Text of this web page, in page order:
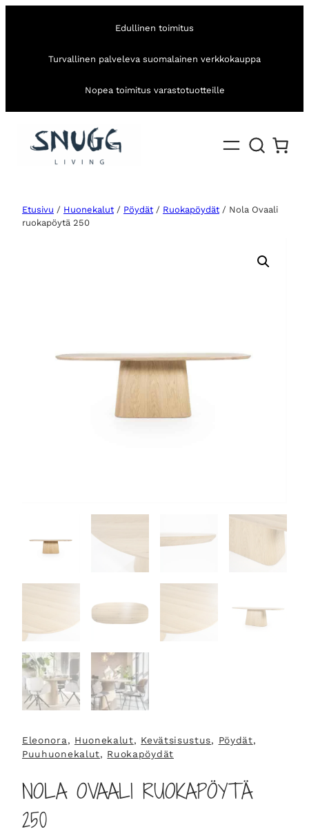
Edullinen toimitus
Turvallinen palveleva suomalainen verkkokauppa
Nopea toimitus varastotuotteille
Etusivu / Huonekalut / Pöydät / Ruokapöydät / Nola Ovaali
ruokapöytä 250
Eleonora, Huonekalut, Kevätsisustus, Pöydät
Puuhuonekalut, Ruokapöydät
NOLA OVAALI RUOKAPÖYTÄ
250